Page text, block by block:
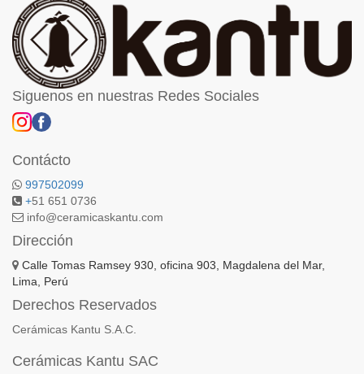
Siguenos en nuestras Redes Sociales
Contácto
997502099
+51 651 0736
info@ceramicaskantu.com
Dirección
Calle Tomas Ramsey 930, oficina 903, Magdalena del Mar,
Lima, Perú
Derechos Reservados
Cerámicas Kantu S.A.C.
Cerámicas Kantu SAC